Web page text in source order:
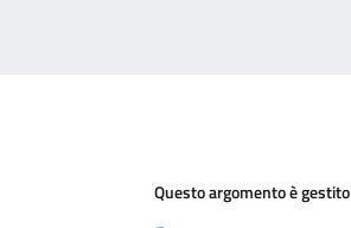
Questo argomento è